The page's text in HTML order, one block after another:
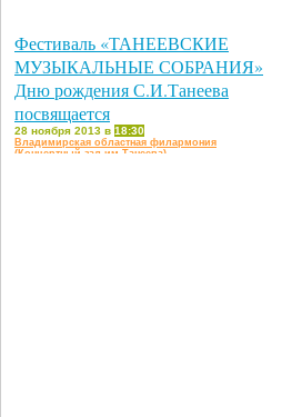
Фестиваль «ТАНЕЕВСКИЕ
МУЗЫКАЛЬНЫЕ СОБРАНИЯ»
Дню рождения С.И.Танеева
посвящается
28 ноября 2013 в 18:30
Владимирская областная филармония
(Концертный зал им.Танеева)